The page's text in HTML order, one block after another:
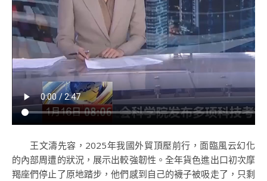
王文濤先容，2025年我國外貿頂壓前行，面臨風云幻化
的內部周遭的狀況，展示出較強韌性。全年貨色進出口初次摩
羯座們停止了原地踏步，他們感到自己的襪子被吸走了，只剩